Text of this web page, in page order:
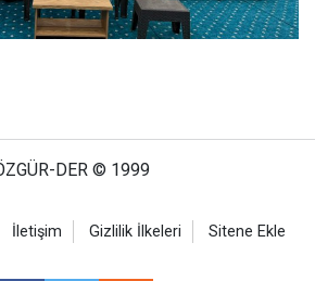
DER © 1999
İletişim Gizlilik İlkeleri Sitene Ekle